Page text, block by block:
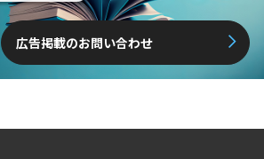
広告掲載のお問い合わせ